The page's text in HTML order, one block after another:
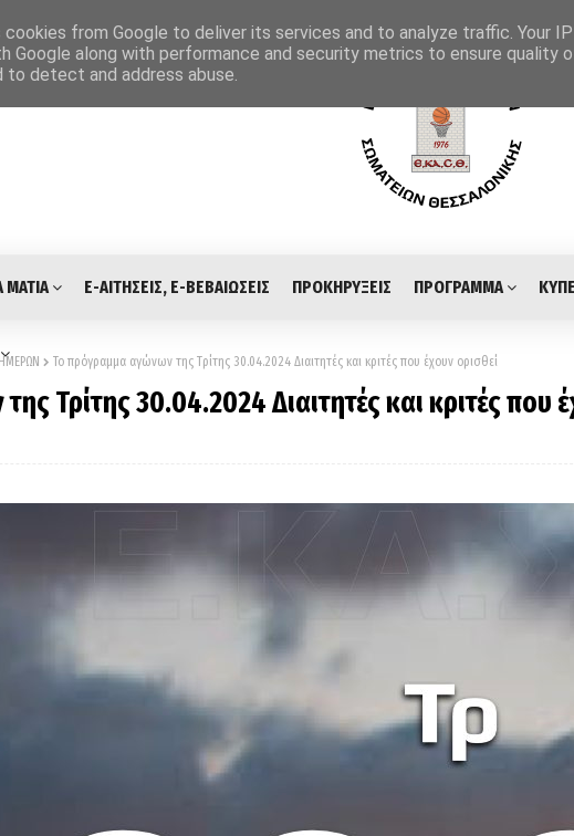
ΜΑΤΙΑ E-ΑΙΤΗΣΕΙΣ, E-ΒΕΒΑΙΩΣΕΙΣ ΠΡΟΚΗΡΥΞΕΙΣ ΠΡΟΓΡΑΜΜΑ
Το πρόγραμμα αγώνων της Τρίτης 30.04.2024 Διαιτητές και κριτές που έχουν ορισθεί
Τρίτης 30.04.2024 Διαιτητές και κριτές που
cookies from Google to deliver its services and to analyze traffic. Your
Google along with performance and security metrics to ensure quality
to detect and address abuse.